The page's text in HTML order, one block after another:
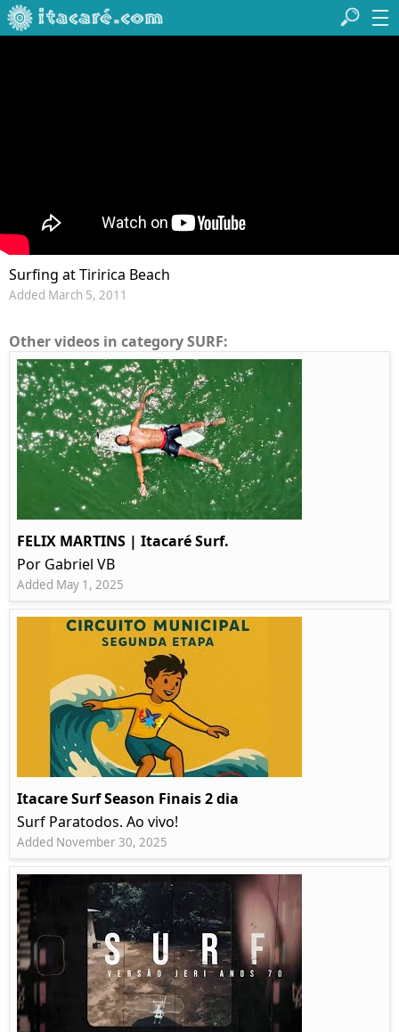
Surfing at Tiririca Beach
Added March 5, 2011
Other videos in category SURF:
FELIX MARTINS | Itacaré Surf.
Por Gabriel VB
Added May 1, 2025
Itacare Surf Season Finais 2 dia
Surf Paratodos. Ao vivo!
Added November 30, 2025